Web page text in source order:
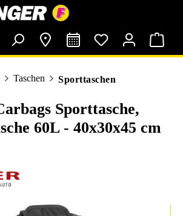
Taschen Sporttaschen
Sporttasche,
60L - 40x30x45 cm